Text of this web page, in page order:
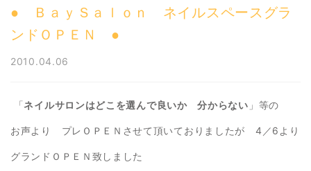
● ＢａｙＳａｌｏｎ ネイルスペースグラ
ンドＯＰＥＮ ●
2010.04.06
「ネイルサロンはどこを選んで良いか 分からない 」等の
お声より プレＯＰＥＮさせて頂いておりましたが 4／6より
グランドＯＰＥＮ致しました